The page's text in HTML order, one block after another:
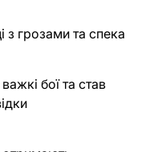
з грозами та спека
бої та став